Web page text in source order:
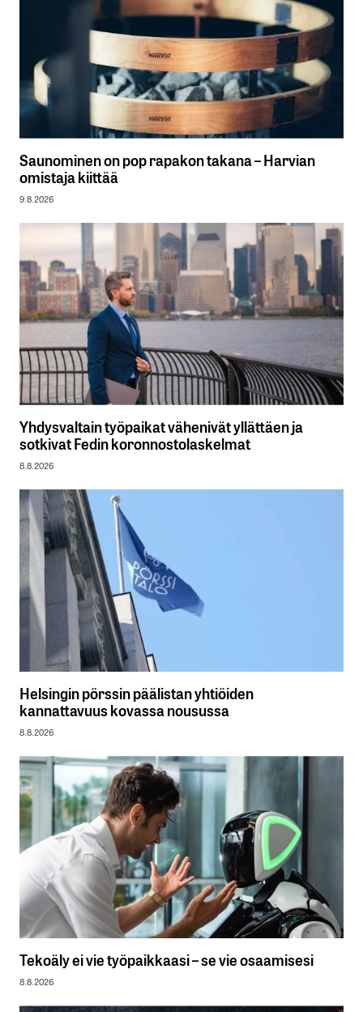
Saunominen on pop rapakon takana – Harvian
omistaja kiittää
9.8.2026
Yhdysvaltain työpaikat vähenivät yllättäen ja
sotkivat Fedin koronnostolaskelmat
8.8.2026
Helsingin pörssin päälistan yhtiöiden
kannattavuus kovassa nousussa
8.8.2026
Tekoäly ei vie työpaikkaasi – se vie osaamisesi
8.8.2026